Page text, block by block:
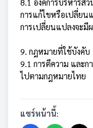
8.1 องค์การบริหารส่
การแก้ไขหรือเปลี่ยน
การเปลี่ยนแปลงจะ
9. กฎหมายที่ใช้บังคับ
9.1 การตีความ และ
ไปตามกฎหมายไทย
แชร์หน้านี้: